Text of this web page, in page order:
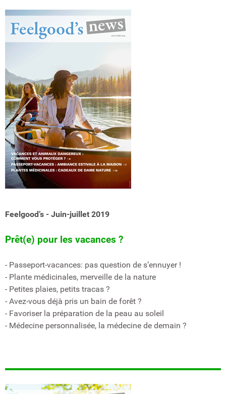
Feelgood’s - Juin-juillet 2019
Prêt(e) pour les vacances ?
- Passeport-vacances: pas question de s’ennuyer !
- Plante médicinales, merveille de la nature
- Petites plaies, petits tracas ?
- Avez-vous déjà pris un bain de forêt ?
- Favoriser la préparation de la peau au soleil
- Médecine personnalisée, la médecine de demain ?